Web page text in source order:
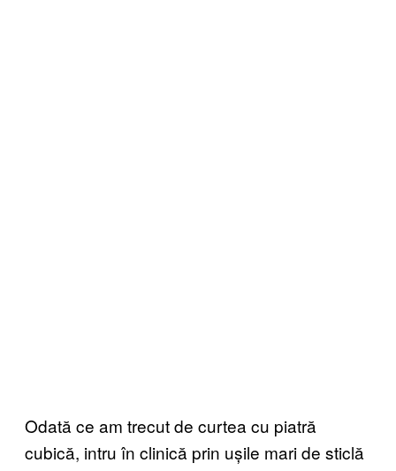
Odată ce am trecut de curtea cu piatră
cubică, intru în clinică prin ușile mari de sticlă